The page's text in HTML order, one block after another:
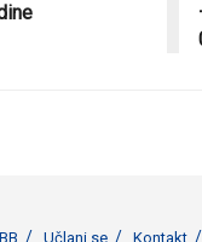
Učlani se Kontakt